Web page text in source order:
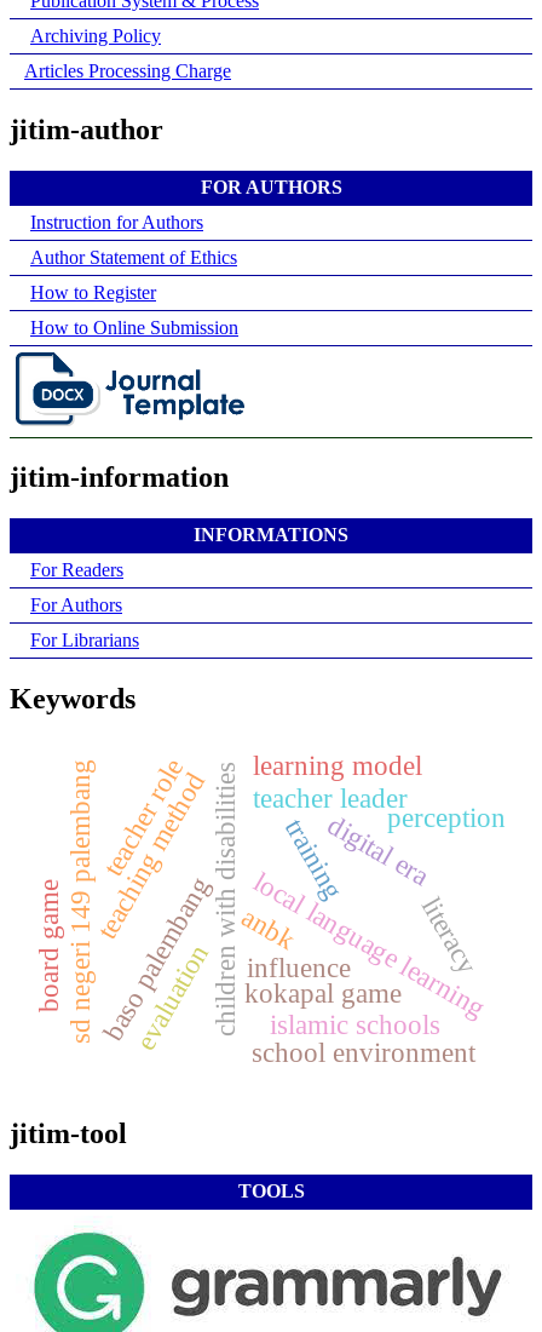
Archiving Policy
Articles Processing Charge
jitim-author
FOR AUTHORS
Instruction for Authors
Author Statement of Ethics
How to Register
How to Online Submission
jitim-information
INFORMATIONS
For Readers
For Authors
For Librarians
Keywords
digital era
local language learning
children with disabilities
teaching method
sd negeri 149 palembang teacher leader
baso palembang kokapal game
islamic schools
training
literacy
board game anbk
learning model
perception
school environment
teacher role
evaluation influence
jitim-tool
TOOLS